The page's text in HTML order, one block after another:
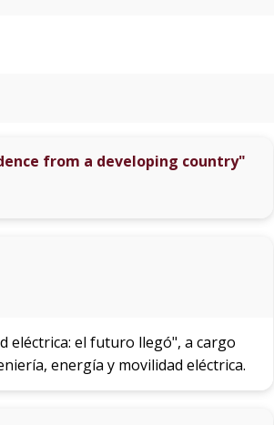
from a developing country"
eléctrica: el futuro llegó", a cargo
energía y movilidad eléctrica.